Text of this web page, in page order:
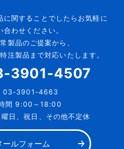
に関することでしたらお気軽に
合わせください。
製品のご提案から、
注製品まで対応いたします。
3901-4507
03-3901-4663
間 9:00～18:00
日、祝日、その他不定休
ールフォーム